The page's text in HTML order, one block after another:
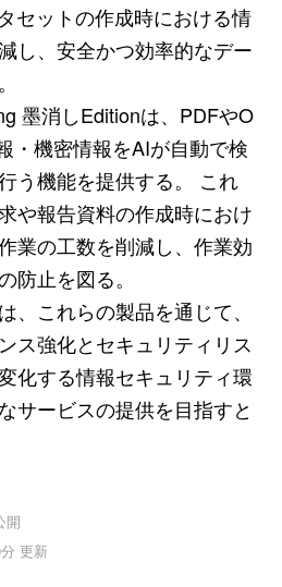
セットの作成時における情
し、安全かつ効率的なデー
墨消しEditionは、PDFやO
・機密情報をAIが自動で検
う機能を提供する。 これ
や報告資料の作成時におけ
業の工数を削減し、作業効
防止を図る。
、これらの製品を通じて、
ス強化とセキュリティリス
化する情報セキュリティ環
サービスの提供を目指すと
開
更新